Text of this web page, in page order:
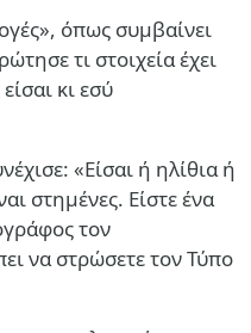
όπως συμβαίνει
τι στοιχεία έχει
κι εσύ
«Είσαι ή ηλίθια ή
στημένες. Είστε ένα
τον
να στρώσετε τον Τύπο